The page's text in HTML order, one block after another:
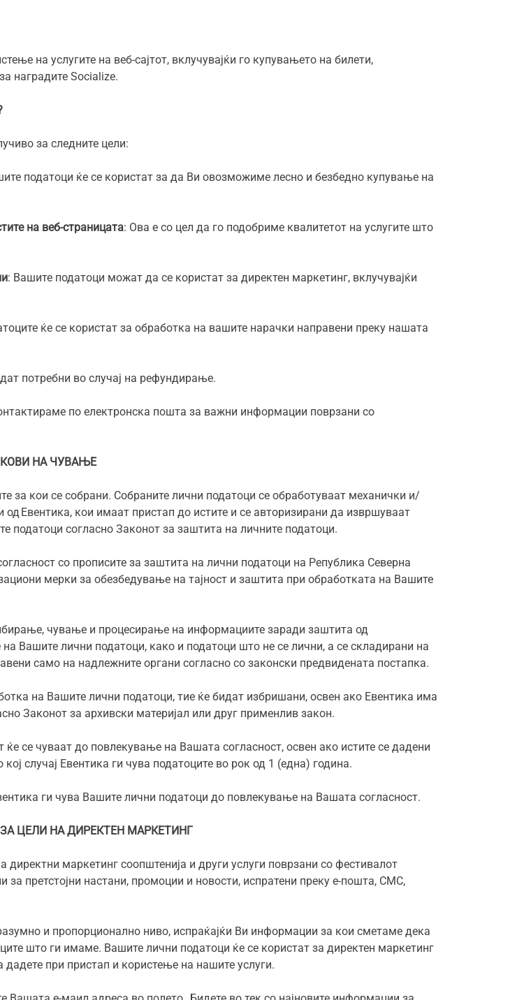
на услугите на веб-сајтот, вклучувајќи го купувањето на билети,
наградите Socialize.
за следните цели:
податоци ќе се користат за да Ви овозможиме лесно и безбедно купување на
на веб-страницата: Ова е со цел да го подобриме квалитетот на услугите што
: Вашите податоци можат да се користат за директен маркетинг, вклучувајќи
ќе се користат за обработка на вашите нарачки направени преку нашата
потребни во случај на рефундирање.
по електронска пошта за важни информации поврзани со
НА ЧУВАЊЕ
за кои се собрани. Собраните лични податоци се обработуваат механички и/
Евентика, кои имаат пристап до истите и се авторизирани да извршуваат
податоци согласно Законот за заштита на личните податоци.
со прописите за заштита на лични податоци на Република Северна
мерки за обезбедување на тајност и заштита при обработката на Вашите
чување и процесирање на информациите заради заштита од
Вашите лични податоци, како и податоци што не се лични, а се складирани на
само на надлежните органи согласно со законски предвидената постапка.
на Вашите лични податоци, тие ќе бидат избришани, освен ако Евентика има
Законот за архивски материјал или друг применлив закон.
се чуваат до повлекување на Вашата согласност, освен ако истите се дадени
случај Евентика ги чува податоците во рок од 1 (една) година.
ги чува Вашите лични податоци до повлекување на Вашата согласност.
ЦЕЛИ НА ДИРЕКТЕН МАРКЕТИНГ
маркетинг соопштенија и други услуги поврзани со фестивалот
претстојни настани, промоции и новости, испратени преку е-пошта, СМС,
и пропорционално ниво, испраќајќи Ви информации за кои сметаме дека
што ги имаме. Вашите лични податоци ќе се користат за директен маркетинг
при пристап и користење на нашите услуги.